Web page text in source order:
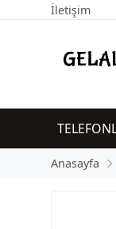
İletişim
Anasayfa